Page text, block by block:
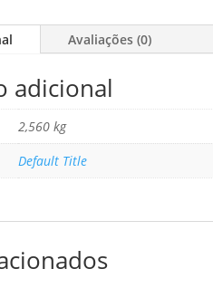
Avaliações (0)
adicional
2,560 kg
Default Title